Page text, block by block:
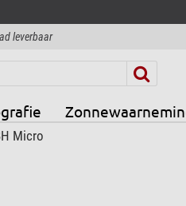
leverbaar
Micro